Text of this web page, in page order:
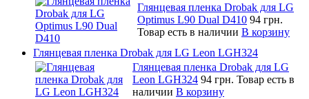
Глянцевая пленка Drobak для LG
Optimus L90 Dual D410 94 грн.
Товар есть в наличии В корзину
Глянцевая пленка Drobak для LG Leon LGH324
Глянцевая пленка Drobak для LG
Leon LGH324 94 грн. Товар есть в
наличии В корзину